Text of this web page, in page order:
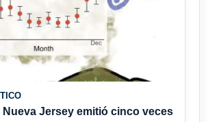
Nueva Jersey emitió cinco veces